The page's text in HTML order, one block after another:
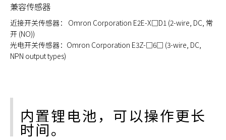
兼容传感器
近接开关传感器： Omron Corporation E2E-X□D1 (2-wire, DC, 常
开 (NO))
光电开关传感器：Omron Corporation E3Z-□6□ (3-wire, DC,
NPN output types)
内置锂电池，可以操作更长
时间。